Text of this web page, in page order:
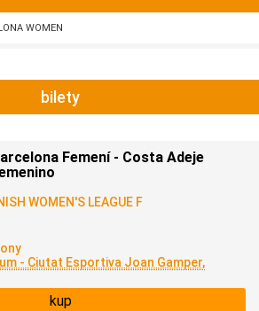
WOMEN
bilety
Femení - Costa Adeje
WOMEN'S LEAGUE F
- Ciutat Esportiva Joan Gamper,
kup